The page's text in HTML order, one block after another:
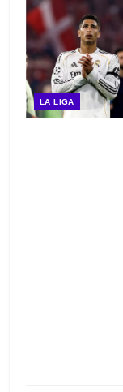
LA LIGA